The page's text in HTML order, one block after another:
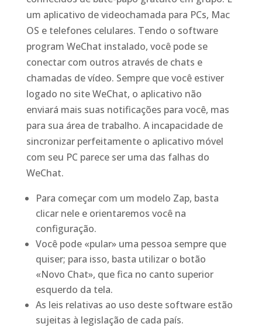
um aplicativo de videochamada para PCs, Mac
OS e telefones celulares. Tendo o software
program WeChat instalado, você pode se
conectar com outros através de chats e
chamadas de vídeo. Sempre que você estiver
logado no site WeChat, o aplicativo não
enviará mais suas notificações para você, mas
para sua área de trabalho. A incapacidade de
sincronizar perfeitamente o aplicativo móvel
com seu PC parece ser uma das falhas do
WeChat.
Para começar com um modelo Zap, basta
clicar nele e orientaremos você na
configuração.
Você pode «pular» uma pessoa sempre que
quiser; para isso, basta utilizar o botão
«Novo Chat», que fica no canto superior
esquerdo da tela.
As leis relativas ao uso deste software estão
sujeitas à legislação de cada país.